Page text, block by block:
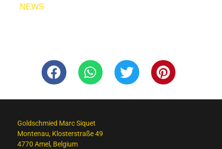
NEWS
Goldschmied Marc Siquet
Montenau, Klosterstraße 49
4770 Amel, Belgium